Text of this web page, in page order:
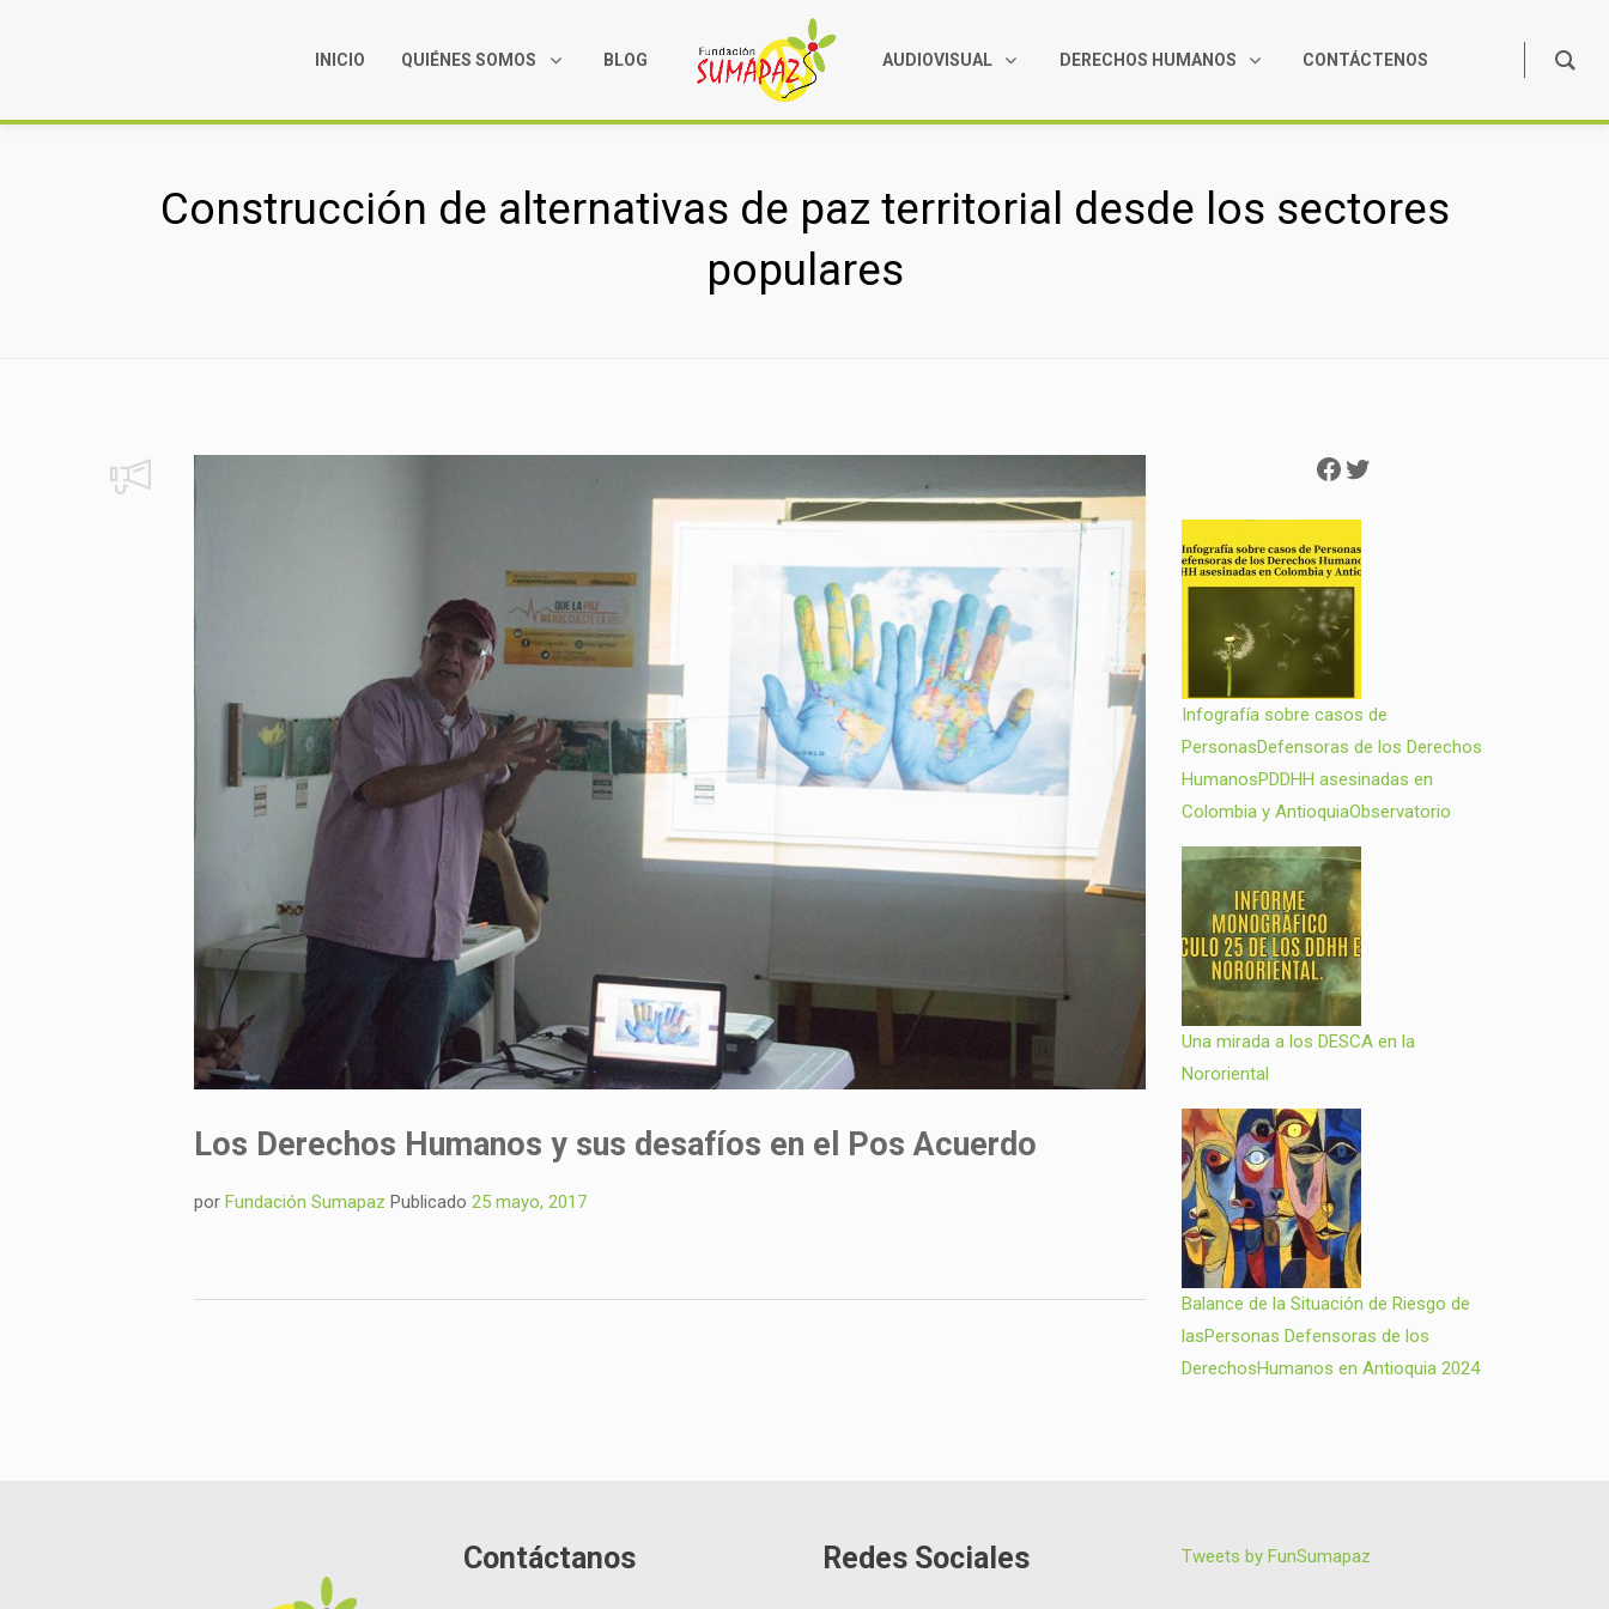
INICIO QUIÉNES SOMOS BLOG AUDIOVISUAL DERECHOS HUMANOS CONTÁCTENOS
Construcción de alternativas de paz territorial desde los sectores
populares
Los Derechos Humanos y sus desafíos en el Pos Acuerdo
por Fundación Sumapaz Publicado 25 mayo, 2017
Facebook
Twitter
Infografía sobre casos de
PersonasDefensoras de los Derechos
HumanosPDDHH asesinadas en
Colombia y AntioquiaObservatorio
Una mirada a los DESCA en la
Nororiental
Balance de la Situación de Riesgo de
lasPersonas Defensoras de los
DerechosHumanos en Antioquia 2024
Contáctanos Redes Sociales Tweets by FunSumapaz